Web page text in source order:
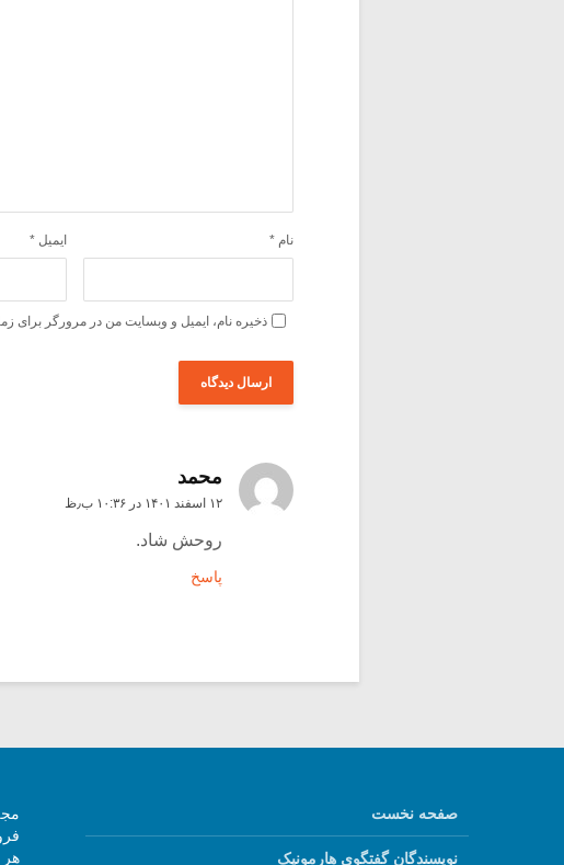
نام * ایمیل *
ذخیره نام، ایمیل و وبسایت من در مرورگر برای
محمد
۱۲ اسفند ۱۴۰۱ در ۱۰:۳۶ ب٫ظ
روحش شاد.
پاسخ
صفحه نخست
نویسندگان گفتگوی هارمونیک
هر